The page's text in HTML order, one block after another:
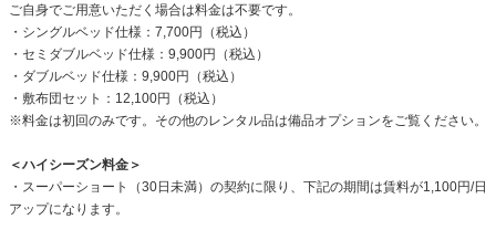
ご自身でご用意いただく場合は料金は不要です。
・シングルベッド仕様：7,700円（税込）
・セミダブルベッド仕様：9,900円（税込）
・ダブルベッド仕様：9,900円（税込）
・敷布団セット：12,100円（税込）
※料金は初回のみです。その他のレンタル品は備品オプションをご覧ください。
＜ハイシーズン料金＞
・スーパーショート（30日未満）の契約に限り、下記の期間は賃料が1,100円/日
アップになります。